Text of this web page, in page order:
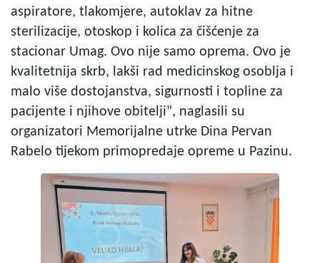
aspiratore, tlakomjere, autoklav za hitne
sterilizacije, otoskop i kolica za čišćenje za
stacionar Umag. Ovo nije samo oprema. Ovo je
kvalitetnija skrb, lakši rad medicinskog osoblja i
malo više dostojanstva, sigurnosti i topline za
pacijente i njihove obitelji", naglasili su
organizatori Memorijalne utrke Dina Pervan
Rabelo tijekom primopredaje opreme u Pazinu.